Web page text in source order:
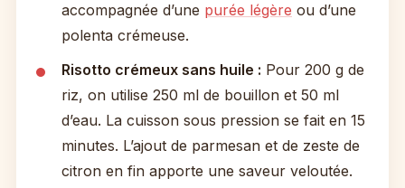
accompagnée d’une purée légère ou d’une
polenta crémeuse.
Risotto crémeux sans huile : Pour 200 g de
riz, on utilise 250 ml de bouillon et 50 ml
d’eau. La cuisson sous pression se fait en 15
minutes. L’ajout de parmesan et de zeste de
citron en fin apporte une saveur veloutée.